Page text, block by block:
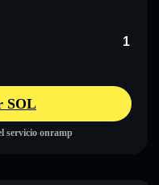
SOL
servicio onramp